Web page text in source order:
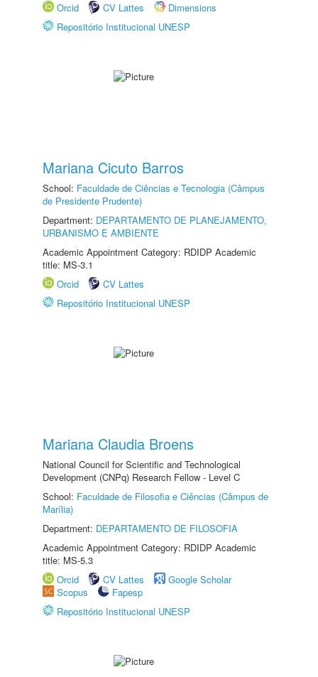
Orcid
CV Lattes
Dimensions
Repositório Institucional UNESP
Mariana Cicuto Barros
School: Faculdade de Ciências e Tecnologia (Câmpus
de Presidente Prudente)
Department: DEPARTAMENTO DE PLANEJAMENTO,
URBANISMO E AMBIENTE
Academic Appointment Category: RDIDP Academic
title: MS-3.1
Orcid
CV Lattes
Repositório Institucional UNESP
Mariana Claudia Broens
National Council for Scientific and Technological
Development (CNPq) Research Fellow - Level C
School: Faculdade de Filosofia e Ciências (Câmpus de
Marília)
Department: DEPARTAMENTO DE FILOSOFIA
Academic Appointment Category: RDIDP Academic
title: MS-5.3
Orcid
CV Lattes
Google Scholar
Scopus
Fapesp
Repositório Institucional UNESP